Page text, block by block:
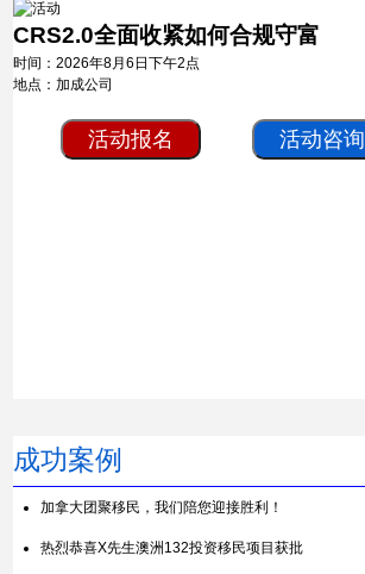
CRS2.0全面收紧如何合规守富
时间：2026年8月6日下午2点
地点：加成公司
活动报名 活动咨询
成功案例
加拿大团聚移民，我们陪您迎接胜利！
热烈恭喜X先生澳洲132投资移民项目获批